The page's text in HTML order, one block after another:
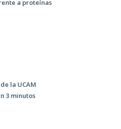
a proteínas
la UCAM
3 minutos